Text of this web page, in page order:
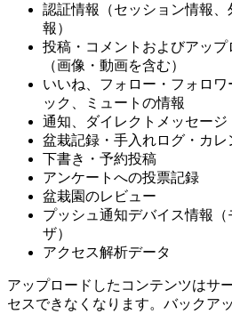
認証情報（セッション情報
報）
投稿・コメントおよびアッ
（画像・動画を含む）
いいね、フォロー・フォロ
ック、ミュートの情報
通知、ダイレクトメッセージ
盆栽記録・手入れログ・カレ
下書き・予約投稿
アンケートへの投票記録
盆栽園のレビュー
プッシュ通知デバイス情報（
ザ）
アクセス解析データ
アップロードしたコンテンツはサ
セスできなくなります。バックア